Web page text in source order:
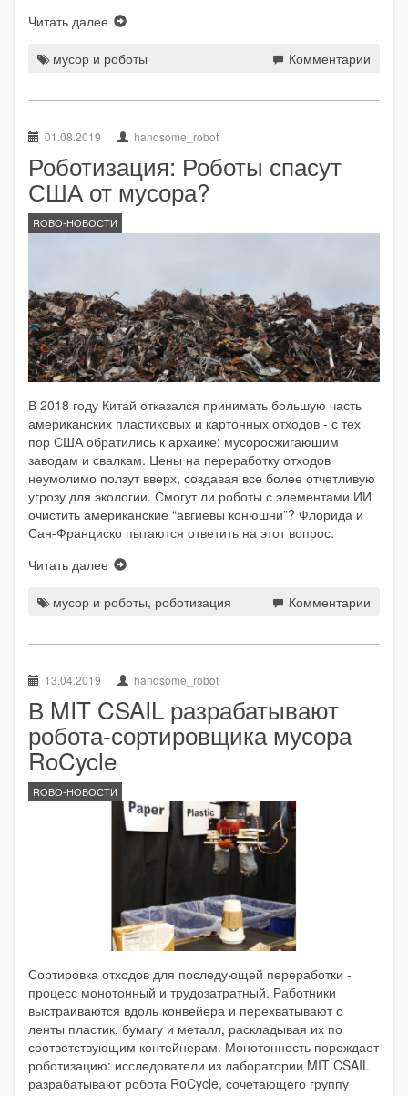
Читать далее
мусор и роботы Комментарии
01.08.2019 handsome_robot
Роботизация: Роботы спасут
США от мусора?
ROBO-НОВОСТИ
В 2018 году Китай отказался принимать большую часть
американских пластиковых и картонных отходов - с тех
пор США обратились к архаике: мусоросжигающим
заводам и свалкам. Цены на переработку отходов
неумолимо ползут вверх, создавая все более отчетливую
угрозу для экологии. Смогут ли роботы с элементами ИИ
очистить американские “авгиевы конюшни”? Флорида и
Сан-Франциско пытаются ответить на этот вопрос.
Читать далее
мусор и роботы, роботизация Комментарии
13.04.2019 handsome_robot
В MIT CSAIL разрабатывают
робота-сортировщика мусора
RoCycle
ROBO-НОВОСТИ
Сортировка отходов для последующей переработки -
процесс монотонный и трудозатратный. Работники
выстраиваются вдоль конвейера и перехватывают с
ленты пластик, бумагу и металл, раскладывая их по
соответствующим контейнерам. Монотонность порождает
роботизацию: исследователи из лаборатории MIT CSAIL
разрабатывают робота RoCycle, сочетающего группу